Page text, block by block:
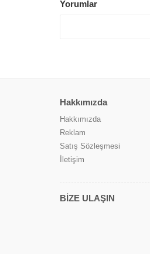
Yorumlar
Hakkımızda
Hakkımızda
Reklam
Satış Sözleşmesi
İletişim
BİZE ULAŞIN